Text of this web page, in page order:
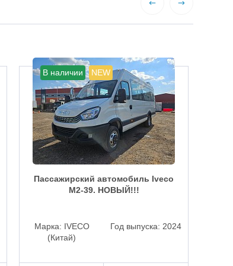
В наличии NEW
Пассажирский автомобиль Iveco
M2-39. НОВЫЙ!!!
Марка: IVECO
(Китай)
Год выпуска: 2024